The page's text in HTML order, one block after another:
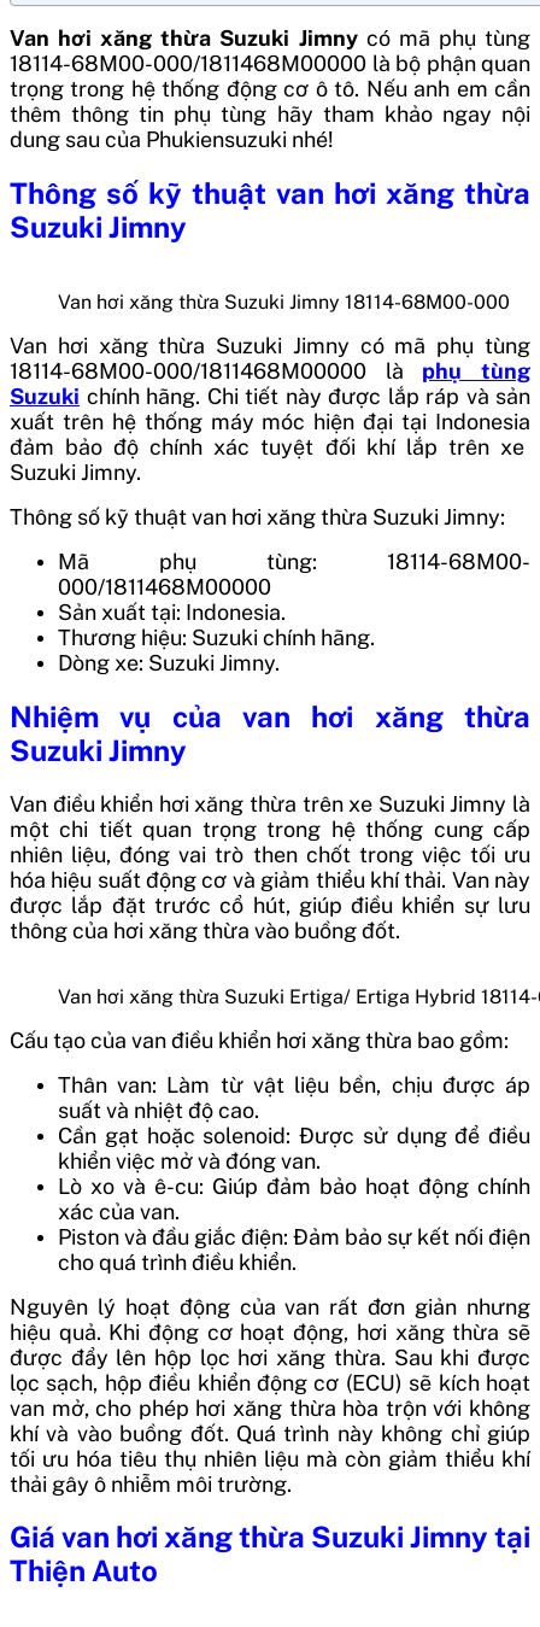
Van hơi xăng thừa Suzuki Jimny có mã phụ tùng
18114-68M00-000/1811468M00000 là bộ phận quan
trọng trong hệ thống động cơ ô tô. Nếu anh em cần
thêm thông tin phụ tùng hãy tham khảo ngay nội
dung sau của Phukiensuzuki nhé!
Thông số kỹ thuật van hơi xăng thừa
Suzuki Jimny
Van hơi xăng thừa Suzuki Jimny 18114-68M00-000
Van hơi xăng thừa Suzuki Jimny có mã phụ tùng
18114-68M00-000/1811468M00000 là phụ tùng
Suzuki chính hãng. Chi tiết này được lắp ráp và sản
xuất trên hệ thống máy móc hiện đại tại Indonesia
đảm bảo độ chính xác tuyệt đối khí lắp trên xe
Suzuki Jimny.
Thông số kỹ thuật van hơi xăng thừa Suzuki Jimny:
Mã phụ tùng: 18114-68M00-
000/1811468M00000
Sản xuất tại: Indonesia.
Thương hiệu: Suzuki chính hãng.
Dòng xe: Suzuki Jimny.
Nhiệm vụ của van hơi xăng thừa
Suzuki Jimny
Van điều khiển hơi xăng thừa trên xe Suzuki Jimny là
một chi tiết quan trọng trong hệ thống cung cấp
nhiên liệu, đóng vai trò then chốt trong việc tối ưu
hóa hiệu suất động cơ và giảm thiểu khí thải. Van này
được lắp đặt trước cổ hút, giúp điều khiển sự lưu
thông của hơi xăng thừa vào buồng đốt.
Van hơi xăng thừa Suzuki Ertiga/ Ertiga Hybrid
Cấu tạo của van điều khiển hơi xăng thừa bao gồm:
Thân van: Làm từ vật liệu bền, chịu được áp
suất và nhiệt độ cao.
Cần gạt hoặc solenoid: Được sử dụng để điều
khiển việc mở và đóng van.
Lò xo và ê-cu: Giúp đảm bảo hoạt động chính
xác của van.
Piston và đầu giắc điện: Đảm bảo sự kết nối điện
cho quá trình điều khiển.
Nguyên lý hoạt động của van rất đơn giản nhưng
hiệu quả. Khi động cơ hoạt động, hơi xăng thừa sẽ
được đẩy lên hộp lọc hơi xăng thừa. Sau khi được
lọc sạch, hộp điều khiển động cơ (ECU) sẽ kích hoạt
van mở, cho phép hơi xăng thừa hòa trộn với không
khí và vào buồng đốt. Quá trình này không chỉ giúp
tối ưu hóa tiêu thụ nhiên liệu mà còn giảm thiểu khí
thải gây ô nhiễm môi trường.
Giá van hơi xăng thừa Suzuki Jimny tại
Thiện Auto